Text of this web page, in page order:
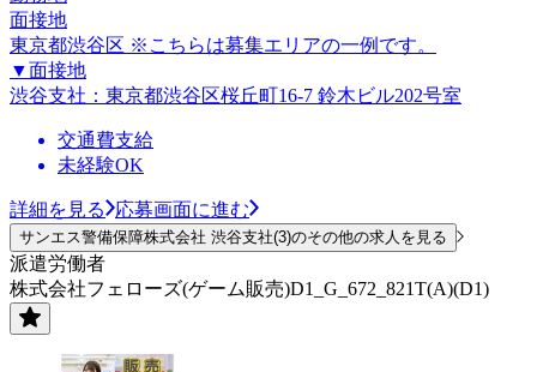
面接地
東京都渋谷区 ※こちらは募集エリアの一例です。
▼面接地
渋谷支社：東京都渋谷区桜丘町16-7 鈴木ビル202号室
交通費支給
未経験OK
詳細を見る 応募画面に進む
サンエス警備保障株式会社 渋谷支社(3)のその他の求人を見る
派遣労働者
株式会社フェローズ(ゲーム販売)D1_G_672_821T(A)(D1)